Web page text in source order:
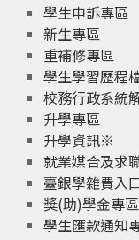
學生申訴專區
新生專區
重補修專區
學生學習歷程
校務行政系統
升學專區
升學資訊※
就業媒合及求
臺銀學雜費入
獎(助)學金專區
學生匯款通知